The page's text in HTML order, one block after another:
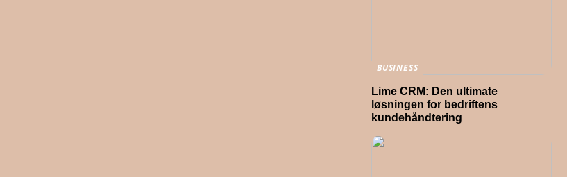
BUSINESS
Lime CRM: Den ultimate
løsningen for bedriftens
kundehåndtering